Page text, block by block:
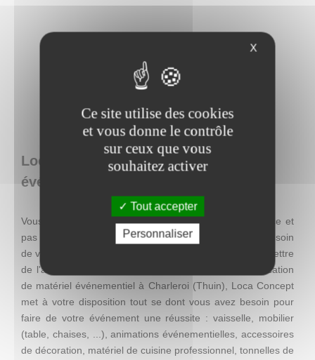
Loca Concept : location de matériel
événementiel en Belgique
Vous recherchez une décoration facile à mettre en place et
pas chère, mais qui se distingue par son originalité ? Besoin
de visibilité pour une action promotionnelle ? Envie de mettre
de l'ambiance lors d'un événement ? Entreprise de location
de matériel événementiel à Charleroi (Thuin), Loca Concept
met à votre disposition tout se dont vous avez besoin pour
faire de votre événement une réussite : vaisselle, mobilier
(table, chaises, ...), animations événementielles, accessoires
de décoration, matériel de cuisine professionnel, tonnelles de
X
Ce site utilise des cookies
et vous donne le contrôle
sur ceux que vous
souhaitez activer
Tout accepter
Personnaliser